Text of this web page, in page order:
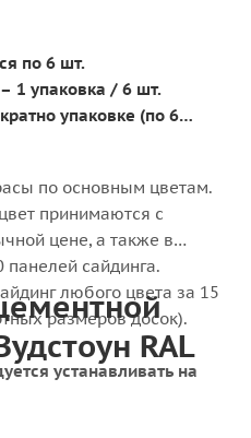
по 6 шт.
1 упаковка / 6 шт.
упаковке (по 6
по основным цветам.
принимаются с
цене, а также в
сайдинга.
любого цвета за 15
размеров досок).
устанавливать на
RAL